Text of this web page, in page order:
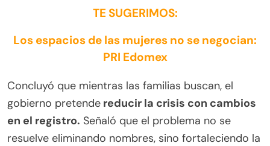
TE SUGERIMOS:
Los espacios de las mujeres no se negocian:
PRI Edomex
Concluyó que mientras las familias buscan, el
gobierno pretende reducir la crisis con cambios
en el registro. Señaló que el problema no se
resuelve eliminando nombres, sino fortaleciendo la